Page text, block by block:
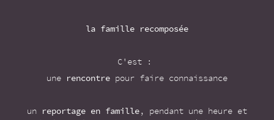
la famille recomposée
C'est :
une rencontre pour faire connaissance
un reportage en famille, pendant une heure et